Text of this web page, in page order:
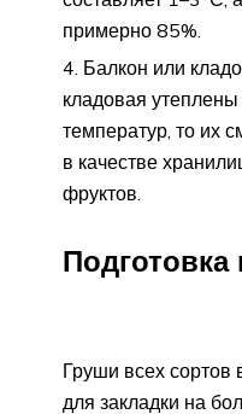
примерно 85%.
Балкон или
кладовая
температур, то их
в качестве
фруктов.
Груши всех сортов
для закладки на